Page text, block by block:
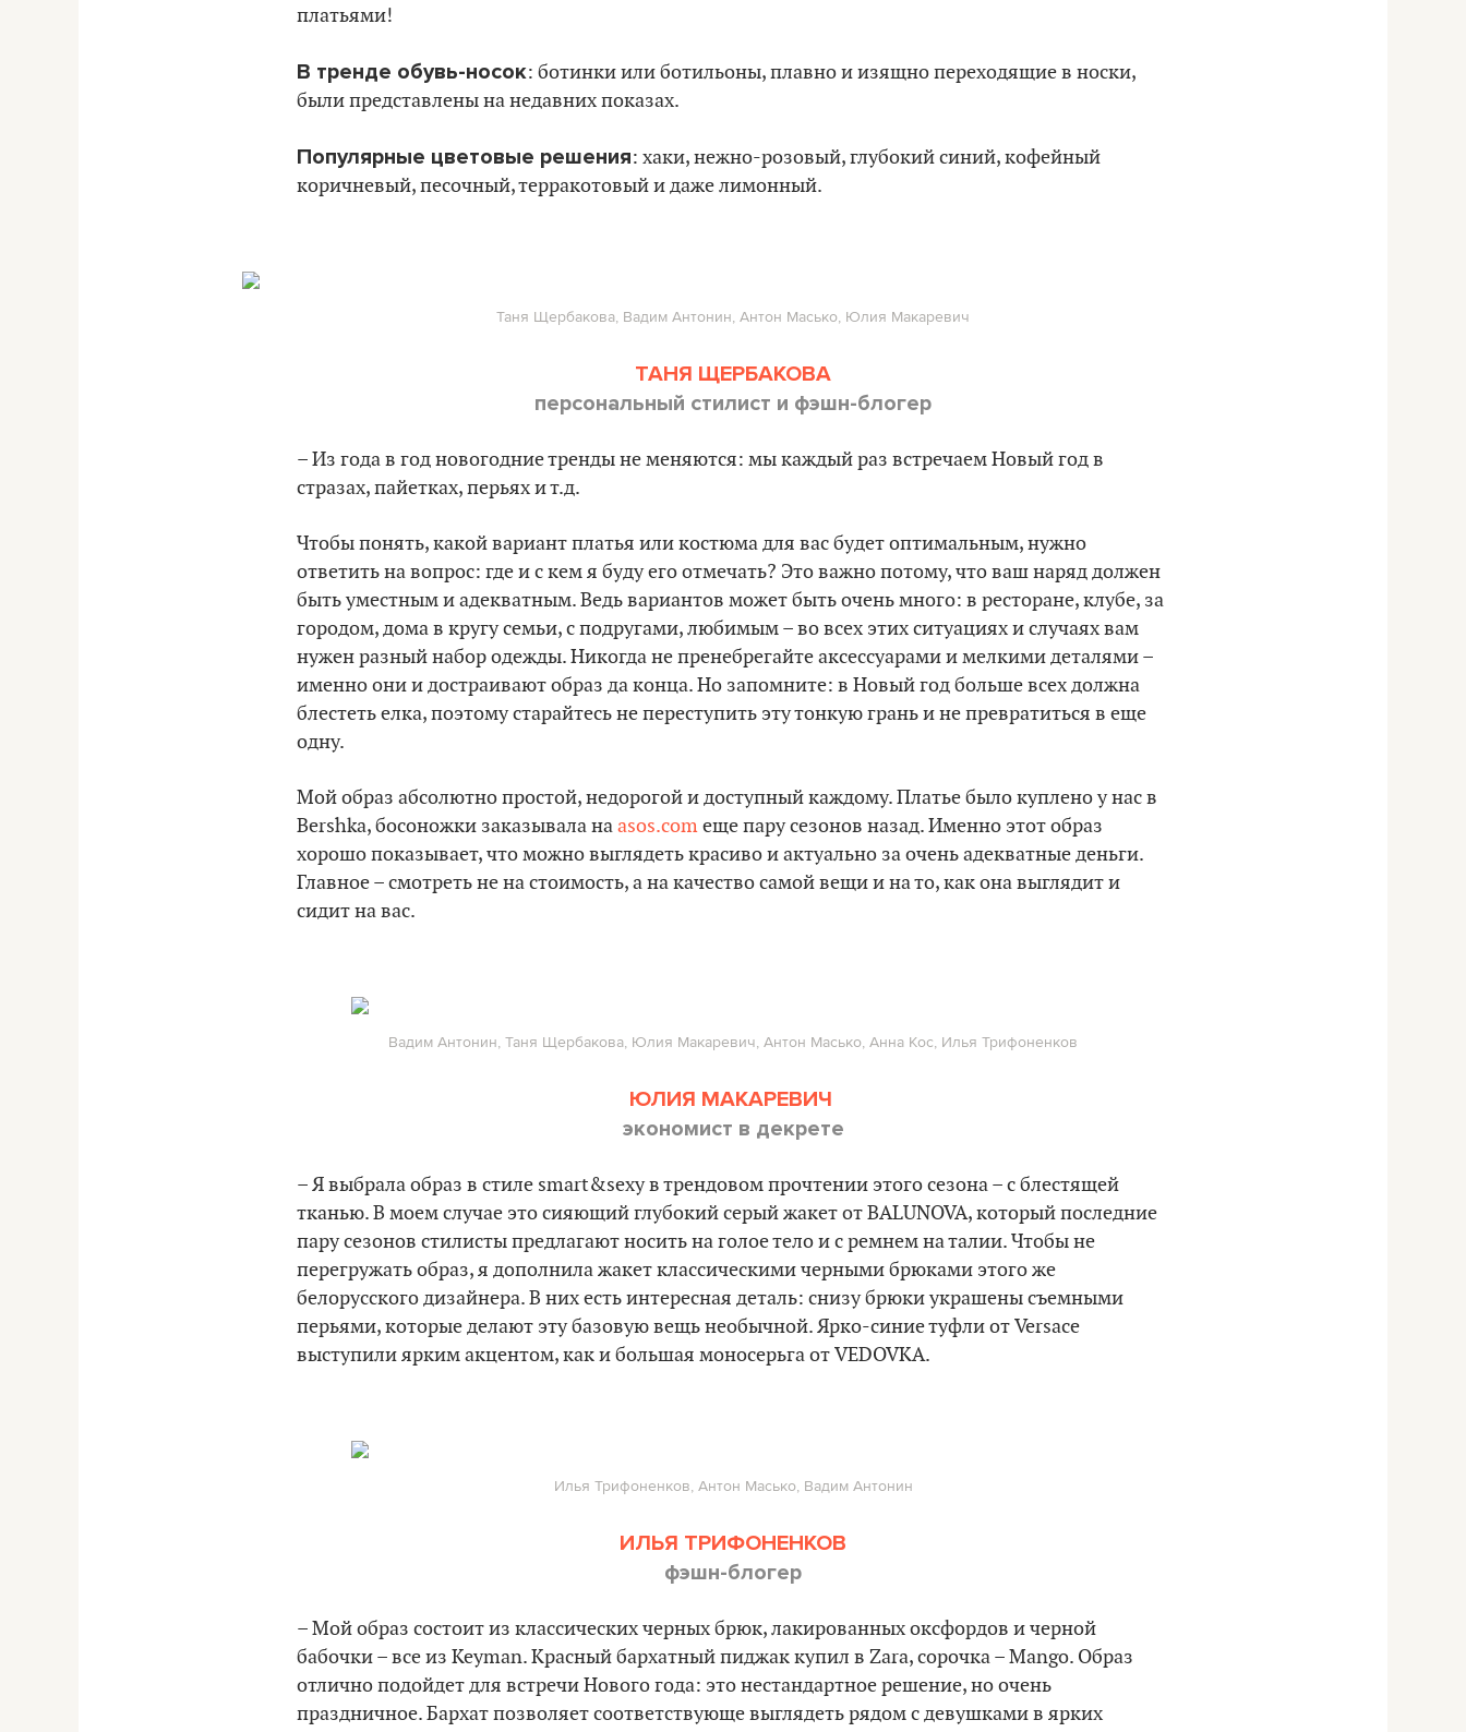
платьями!
В тренде обувь-носок: ботинки или ботильоны, плавно и изящно переходящие в носки,
были представлены на недавних показах.
Популярные цветовые решения: хаки, нежно-розовый, глубокий синий, кофейный
коричневый, песочный, терракотовый и даже лимонный.
Таня Щербакова, Вадим Антонин, Антон Масько, Юлия Макаревич
ТАНЯ ЩЕРБАКОВА
персональный стилист и фэшн-блогер
– Из года в год новогодние тренды не меняются: мы каждый раз встречаем Новый год в
стразах, пайетках, перьях и т.д.
Чтобы понять, какой вариант платья или костюма для вас будет оптимальным, нужно
ответить на вопрос: где и с кем я буду его отмечать? Это важно потому, что ваш наряд должен
быть уместным и адекватным. Ведь вариантов может быть очень много: в ресторане, клубе, за
городом, дома в кругу семьи, с подругами, любимым – во всех этих ситуациях и случаях вам
нужен разный набор одежды. Никогда не пренебрегайте аксессуарами и мелкими деталями –
именно они и достраивают образ да конца. Но запомните: в Новый год больше всех должна
блестеть елка, поэтому старайтесь не переступить эту тонкую грань и не превратиться в еще
одну.
Мой образ абсолютно простой, недорогой и доступный каждому. Платье было куплено у нас в
Bershka, босоножки заказывала наasos.comеще пару сезонов назад. Именно этот образ
хорошо показывает, что можно выглядеть красиво и актуально за очень адекватные деньги.
Главное – смотреть не на стоимость, а на качество самой вещи и на то, как она выглядит и
сидит на вас.
Вадим Антонин, Таня Щербакова, Юлия Макаревич, Антон Масько, Анна Кос, Илья Трифоненков
ЮЛИЯ МАКАРЕВИЧ
экономист в декрете
– Я выбрала образ в стиле smart&sexy в трендовом прочтении этого сезона – с блестящей
тканью. В моем случае это сияющий глубокий серый жакет от BALUNOVA, который последние
пару сезонов стилисты предлагают носить на голое тело и с ремнем на талии. Чтобы не
перегружать образ, я дополнила жакет классическими черными брюками этого же
белорусского дизайнера. В них есть интересная деталь: снизу брюки украшены съемными
перьями, которые делают эту базовую вещь необычной. Ярко-синие туфли от Versace
выступили ярким акцентом, как и большая моносерьга от VEDOVKA.
Илья Трифоненков, Антон Масько, Вадим Антонин
ИЛЬЯ ТРИФОНЕНКОВ
фэшн-блогер
– Мой образ состоит из классических черных брюк, лакированных оксфордов и черной
бабочки – все из Keyman. Красный бархатный пиджак купил в Zara, сорочка – Mango. Образ
отлично подойдет для встречи Нового года: это нестандартное решение, но очень
праздничное. Бархат позволяет соответствующе выглядеть рядом с девушками в ярких